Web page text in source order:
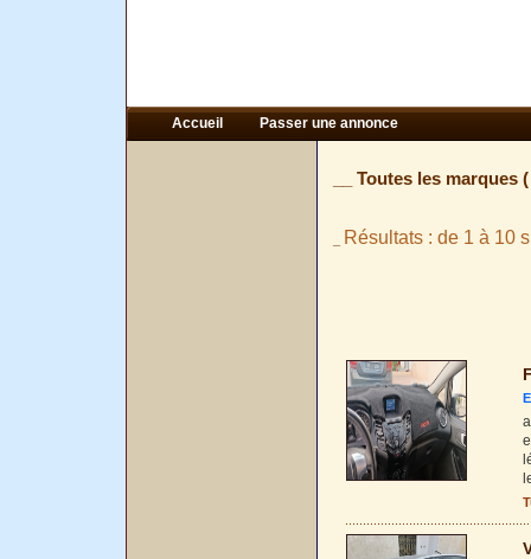
Accueil Passer une annonce
__ Toutes les marques
Résultats : de 1 à 10